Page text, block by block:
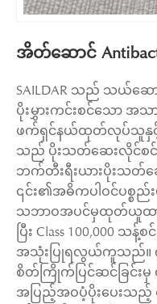
အိတ်ဆောင်
SAILDAR သည် သယ်ဆ
ပိုးမွှားကင်းစင်သော အ
ဖက်ရှင်နယ်ထုတ်လုပ်သူနှင့်
သည် ပိုးသတ်ဆေးလိုင်စင်
ဘက်တီးရီးယားပိုးသတ်ဆ
၎င်း၏အဓိကပါဝင်ပစ္စည်းမ
သဘာဝအပင်မှထုတ်ယူထားသ
ပြီး Class 100,000 သ
အသုံးပြုရလွယ်ကူသည်။
စိတ်ကြိုက်ပြင်ဆင်ခြင်း
အပြည့်အဝပံ့ပိုးပေးသည့်